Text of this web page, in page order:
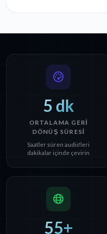
5 dk
ORTALAMA GERI
DÖNÜŞ SÜRESI
Saatler süren audio'leri
dakikalar içinde çevirin
55+